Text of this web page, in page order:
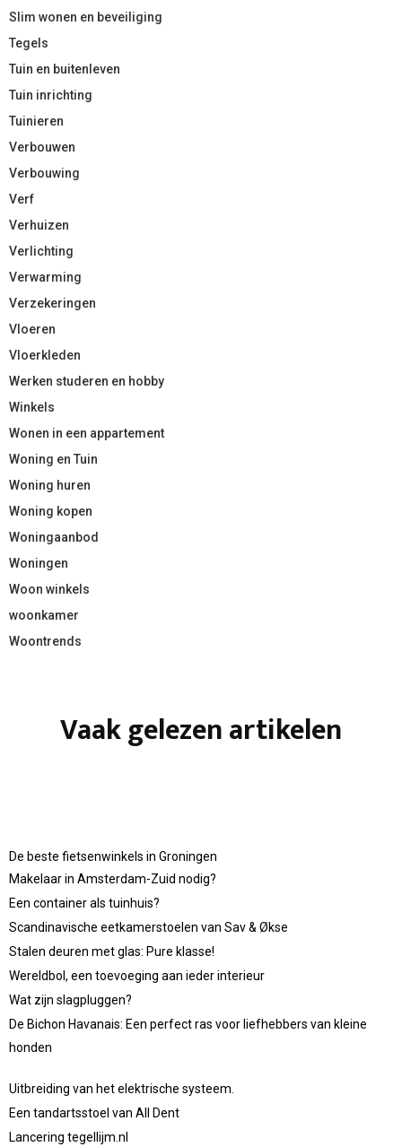
Slim wonen en beveiliging
Tegels
Tuin en buitenleven
Tuin inrichting
Tuinieren
Verbouwen
Verbouwing
Verf
Verhuizen
Verlichting
Verwarming
Verzekeringen
Vloeren
Vloerkleden
Werken studeren en hobby
Winkels
Wonen in een appartement
Woning en Tuin
Woning huren
Woning kopen
Woningaanbod
Woningen
Woon winkels
woonkamer
Woontrends
Vaak gelezen artikelen
De beste fietsenwinkels in Groningen
Makelaar in Amsterdam-Zuid nodig?
Een container als tuinhuis?
Scandinavische eetkamerstoelen van Sav & Økse
Stalen deuren met glas: Pure klasse!
Wereldbol, een toevoeging aan ieder interieur
Wat zijn slagpluggen?
De Bichon Havanais: Een perfect ras voor liefhebbers van kleine
honden
Uitbreiding van het elektrische systeem.
Een tandartsstoel van All Dent
Lancering tegellijm.nl